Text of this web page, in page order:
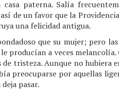
paterna. Salía
de un favor que la
una felicidad antigua.
que su mujer; pero
producían a veces
tristeza. Aunque no hubiera
preocuparse por aquellas
pasar.